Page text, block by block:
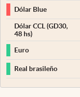
Dólar Blue
Dólar CCL (GD30,
48 hs)
Euro
Real brasileño